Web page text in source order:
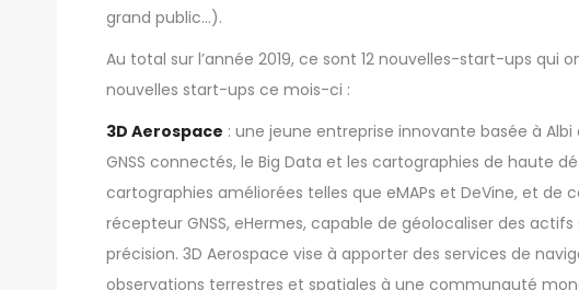
grand public…).
Au total sur l’année 2019, ce sont 12 nouvelles-start-ups qui
nouvelles start-ups ce mois-ci :
3D Aerospace : une jeune entreprise innovante basée à
GNSS connectés, le Big Data et les cartographies de haute
cartographies améliorées telles que eMAPs et DeVine, et de
récepteur GNSS, eHermes, capable de géolocaliser des
précision. 3D Aerospace vise à apporter des services de
observations terrestres et spatiales à une communauté